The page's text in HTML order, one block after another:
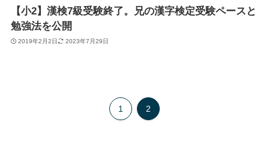
【小2】漢検7級受験終了。兄の漢字検定受験ペースと
勉強法を公開
2019年2月2日 2023年7月29日
1 2